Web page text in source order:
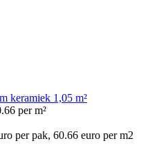
keramiek 1,05 m²
per m²
per pak, 60.66 euro per m2